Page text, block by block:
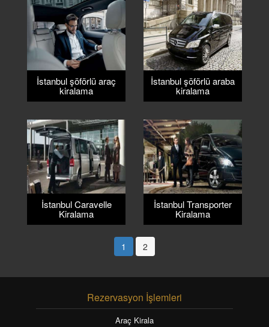
S.S.S.
İLETİŞİM
İstanbul şöförlü araç
kiralama
İstanbul şöförlü araba
kiralama
İstanbul Caravelle
Kiralama
İstanbul Transporter
Kiralama
1 2
Rezervasyon İşlemleri
Araç Kirala